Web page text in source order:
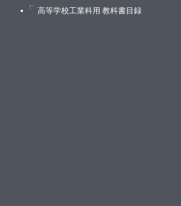
高等学校工業科用 教科書目録